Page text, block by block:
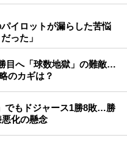
イロットが漏らした苦悩
った」
目へ「球数地獄」の難敵…
のカギは？
でもドジャース1勝8敗…勝
化の懸念